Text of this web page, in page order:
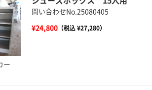
問い合わせNo.25080405
¥24,800（税込 ¥27,280）
ー